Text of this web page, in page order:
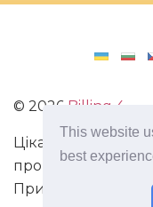
This website
best
© 2026 Billing 4
Цікаві та
про виживання в
Пригоди,